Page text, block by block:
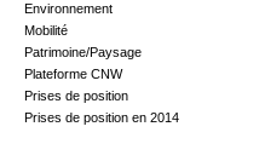
Environnement
Mobilité
Patrimoine/Paysage
Plateforme CNW
Prises de position
Prises de position en 2014